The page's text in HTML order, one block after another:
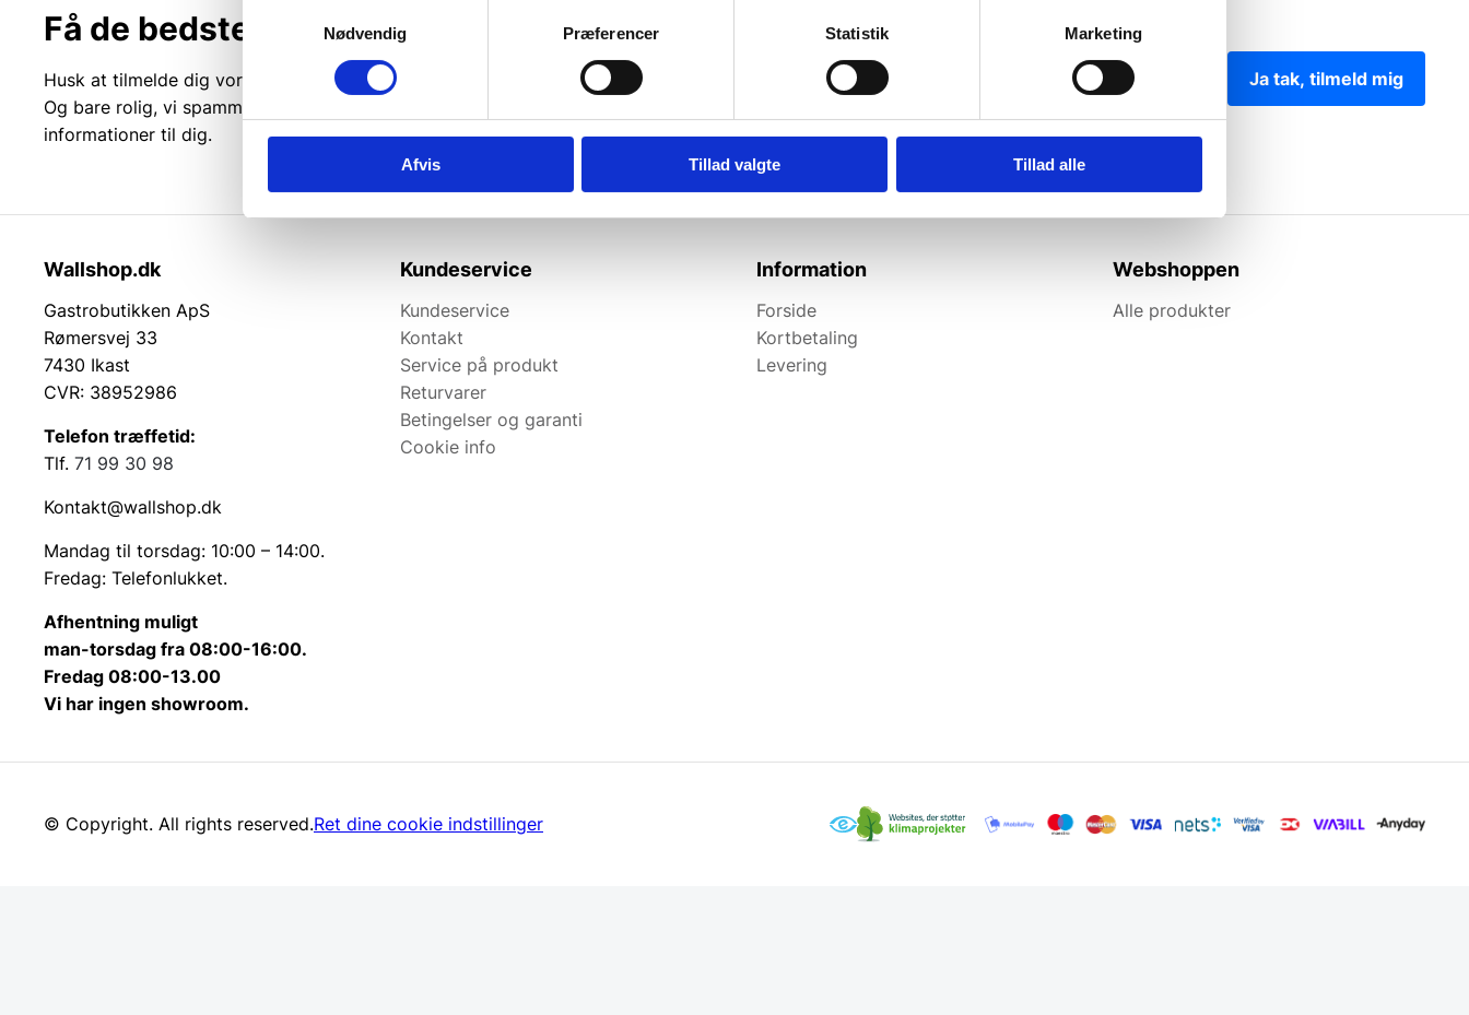
Nødvendig
Præferencer Statistik Marketing
Afvis Tillad valgte Tillad alle
Få de bedste tilbud først!
Husk at tilmelde dig vores nyhedsbrev og vær først til de bedste tilbud.
Og bare rolig, vi spammer dig ikke, men sender kun relevante tilbud og
informationer til dig.
Ja tak, tilmeld mig
Wallshop.dk
Gastrobutikken ApS
Rømersvej 33
7430 Ikast
CVR: 38952986
Telefon træffetid:
Tlf. 71 99 30 98
Kontakt@wallshop.dk
Mandag til torsdag: 10:00 – 14:00.
Fredag: Telefonlukket.
Afhentning muligt
man-torsdag fra 08:00-16:00.
Fredag 08:00-13.00
Vi har ingen showroom.
Kundeservice
Kundeservice
Kontakt
Service på produkt
Returvarer
Betingelser og garanti
Cookie info
Information
Forside
Kortbetaling
Levering
Webshoppen
Alle produkter
© Copyright. All rights reserved.Ret dine cookie indstillinger